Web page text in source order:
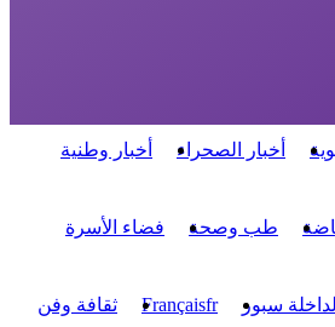
أخبار الصحراء أخبار وطنية
طب وصحة فضاء الأسرة
الداخلة سبور Françaisfr ثقافة وفن